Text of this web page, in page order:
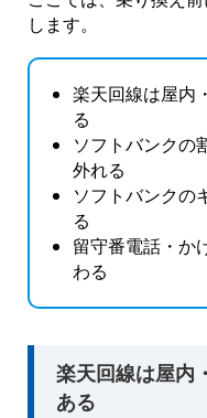
します。
楽天回線は屋内
る
ソフトバンクの
外れる
ソフトバンクの
る
留守番電話・か
わる
楽天回線は屋内
ある